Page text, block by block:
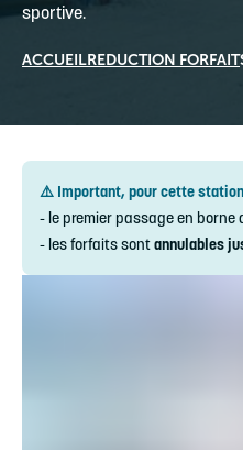
sportive.
ACCUEILREDUCTION FORFAIT
⚠️ Important, pour cette
- le premier passage en borne
- les forfaits sontannulables